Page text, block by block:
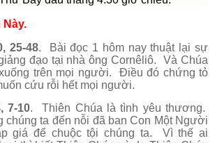
Này.
25-48. Bài đọc 1 hôm nay thuật lại sự
đạo tại nhà ông Cornêliô. Và Chúa
trên mọi người. Điều đó chứng tỏ
cứu rỗi hết mọi người.
7-10. Thiên Chúa là tình yêu thương.
ta đến nỗi đã ban Con Một Người
giá để chuộc tội chúng ta. Vì thế ai